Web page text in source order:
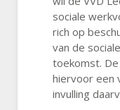
sociale
rich op
van de
toekomst.
hiervoor een
invulling